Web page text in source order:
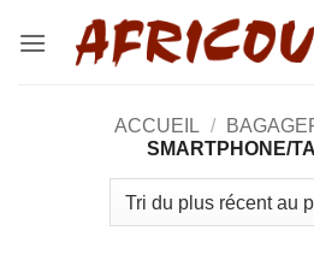
ACCUEIL /
SMARTPHONE/